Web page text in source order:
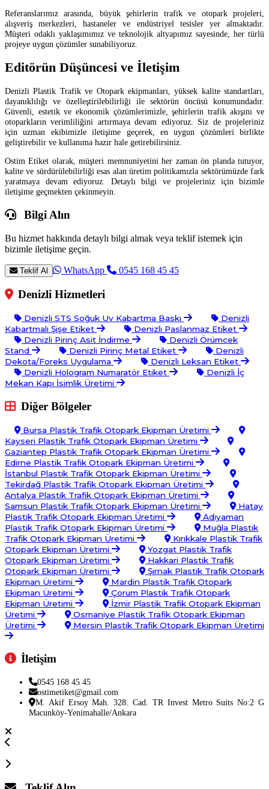
Referanslarımız arasında, büyük şehirlerin trafik ve otopark projeleri,
alışveriş merkezleri, hastaneler ve endüstriyel tesisler yer almaktadır.
Müşteri odaklı yaklaşımımız ve teknolojik altyapımız sayesinde, her türlü
projeye uygun çözümler sunabiliyoruz.
Editörün Düşüncesi ve İletişim
Denizli Plastik Trafik ve Otopark ekipmanları, yüksek kalite standartları,
dayanıklılığı ve özelleştirilebilirliği ile sektörün öncüsü konumundadır.
Güvenli, estetik ve ekonomik çözümlerimizle, şehirlerin trafik akışını ve
otoparkların verimliliğini artırmaya devam ediyoruz. Siz de projeleriniz
için uzman ekibimizle iletişime geçerek, en uygun çözümleri birlikte
geliştirebilir ve kullanıma hazır hale getirebilirsiniz.
Ostim Etiket olarak, müşteri memnuniyetini her zaman ön planda tutuyor,
kalite ve sürdürülebilirliği esas alan üretim politikamızla sektörümüzde fark
yaratmaya devam ediyoruz. Detaylı bilgi ve projeleriniz için bizimle
iletişime geçmekten çekinmeyin.
Bilgi Alın
Bu hizmet hakkında detaylı bilgi almak veya teklif istemek için
bizimle iletişime geçin.
Teklif Al WhatsApp 0545 168 45 45
Denizli Hizmetleri
Denizli STS Soğuk Uv Kabartma Baskı
Denizli
Kabartmalı Şişe Etiket
Denizli Paslanmaz Etiket
Denizli Pirinç Asit İndirme
Denizli Örümcek
Stand
Denizli Pirinç Metal Etiket
Denizli
Dekota/Foreks Uygulama
Denizli Leksan Etiket
Denizli Hologram Numaratör Etiket
Denizli İç
Mekan Kapı İsimlik Üretimi
Diğer Bölgeler
Bursa Plastik Trafik Otopark Ekipman Üretimi
Kayseri Plastik Trafik Otopark Ekipman Üretimi
Gaziantep Plastik Trafik Otopark Ekipman Üretimi
Edirne Plastik Trafik Otopark Ekipman Üretimi
İstanbul Plastik Trafik Otopark Ekipman Üretimi
Tekirdağ Plastik Trafik Otopark Ekipman Üretimi
Antalya Plastik Trafik Otopark Ekipman Üretimi
Samsun Plastik Trafik Otopark Ekipman Üretimi
Hatay
Plastik Trafik Otopark Ekipman Üretimi
Adıyaman
Plastik Trafik Otopark Ekipman Üretimi
Muğla Plastik
Trafik Otopark Ekipman Üretimi
Kırıkkale Plastik Trafik
Otopark Ekipman Üretimi
Yozgat Plastik Trafik
Otopark Ekipman Üretimi
Hakkari Plastik Trafik
Otopark Ekipman Üretimi
Şırnak Plastik Trafik Otopark
Ekipman Üretimi
Mardin Plastik Trafik Otopark
Ekipman Üretimi
Çorum Plastik Trafik Otopark
Ekipman Üretimi
İzmir Plastik Trafik Otopark Ekipman
Üretimi
Osmaniye Plastik Trafik Otopark Ekipman
Üretimi
Mersin Plastik Trafik Otopark Ekipman Üretimi
İletişim
0545 168 45 45
ostimetiket@gmail.com
M. Akif Ersoy Mah. 328. Cad. TR Invest Metro Suits No:2 G
Macunköy-Yenimahalle/Ankara